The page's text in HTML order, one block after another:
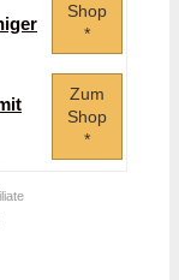
Shop
*
Zum
Shop
*